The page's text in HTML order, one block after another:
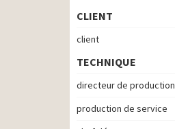
CLIENT
client
TECHNIQUE
directeur de production
production de service